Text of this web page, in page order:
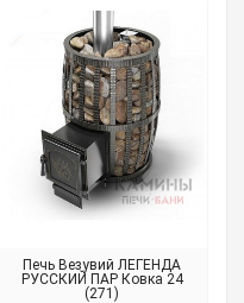
Печь Везувий ЛЕГЕНДА
РУССКИЙ ПАР Ковка 24
(271)